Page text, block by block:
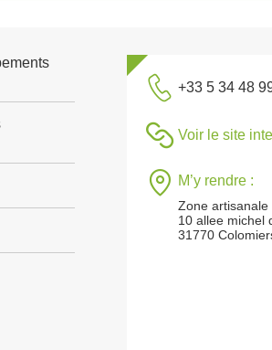
+33 5 34 48
Voir le site
M’y rendre :
Zone
10 allee michel
31770